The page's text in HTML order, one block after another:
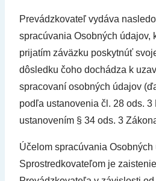
Prevádzkovateľ vydáva
spracúvania Osobných údajov,
prijatím záväzku poskytnúť
dôsledku čoho dochádza k
spracovaní osobných údajov
podľa ustanovenia čl. 28 ods.
ustanovením § 34 ods. 3
Účelom spracúvania Osobných
Sprostredkovateľom je